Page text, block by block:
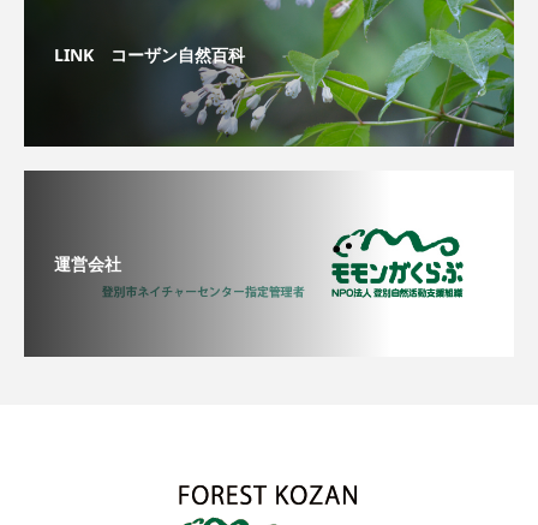
LINK コーザン自然百科
運営会社